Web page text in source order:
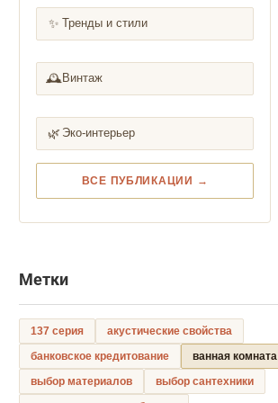
✨ Тренды и стили
🕰️ Винтаж
🌿 Эко-интерьер
ВСЕ ПУБЛИКАЦИИ →
Метки
137 серия
акустические свойства
банковское кредитование
ванная комната
выбор материалов
выбор сантехники